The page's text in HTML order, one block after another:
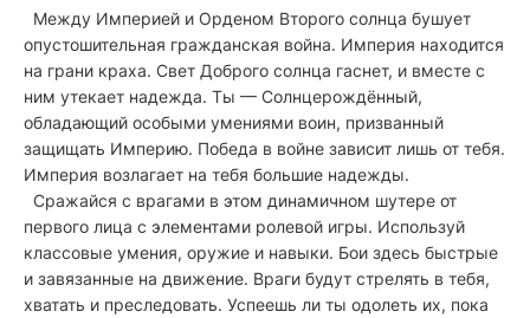
Между Империей и Орденом Второго солнца бушует
опустошительная гражданская война. Империя находится
на грани краха. Свет Доброго солнца гаснет, и вместе с
ним утекает надежда. Ты — Солнцерождённый,
обладающий особыми умениями воин, призванный
защищать Империю. Победа в войне зависит лишь от тебя.
Империя возлагает на тебя большие надежды.
Сражайся с врагами в этом динамичном шутере от
первого лица с элементами ролевой игры. Используй
классовые умения, оружие и навыки. Бои здесь быстрые
и завязанные на движение. Враги будут стрелять в тебя,
хватать и преследовать. Успеешь ли ты одолеть их, пока